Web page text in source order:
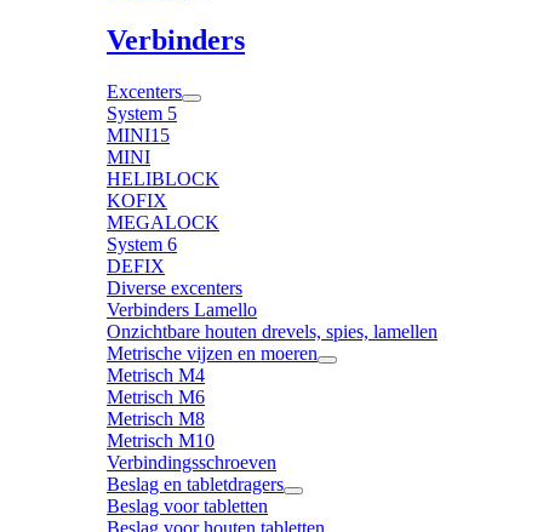
Verbinders
Excenters
System 5
MINI15
MINI
HELIBLOCK
KOFIX
MEGALOCK
System 6
DEFIX
Diverse excenters
Verbinders Lamello
Onzichtbare houten drevels, spies, lamellen
Metrische vijzen en moeren
Metrisch M4
Metrisch M6
Metrisch M8
Metrisch M10
Verbindingsschroeven
Beslag en tabletdragers
Beslag voor tabletten
Beslag voor houten tabletten